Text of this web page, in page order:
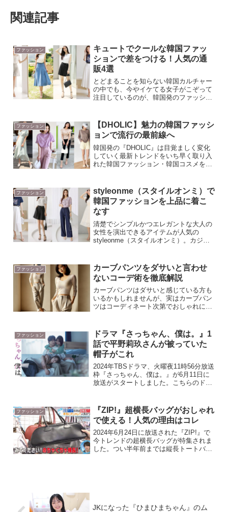
関連記事
ファッション
キュートでクールな韓国ファッ
ションで差をつける！人気の通
販4選
とどまることを知らない韓国カルチャー
の中でも、今やイケてる女子がこぞって
注目しているのが、韓国発のファッショ
韓国発の甘くてCOOLな洋服を纏って、
アナタも流行の最先端女...
ファッション
【DHOLIC】魅力の韓国ファッシ
ョンで流行の最前線へ
韓国発の『DHOLIC』は目覚ましく変化
していく最新トレンドをいち早く取り入
れた韓国ファッション・韓国コスメを取
新作を入荷している、旬でイケてるショ
ップとなっています...
ファッション
styleonme（スタイルオンミ）で
韓国ファッションを上品に着こ
なす
清楚でシンプルかつエレガントな大人の
女性を演出できるアイテムが人気の
styleonme（スタイルオンミ）。カジュ
ます。クールすぎない清楚なオトナ女子
を目指すならピッタリ...
ファッション
カーブパンツをダサいと言わせ
ないコーデ術を徹底解説
カーブパンツはダサいと感じている方も
いるかもしれませんが、実はカーブパン
ツはコーディネート次第でおしゃれに見
く独特なシルエットが特徴で、うまく着
こなせば体型をカバーしつ...
ファッション
ドラマ『さっちゃん、僕は。』1
話で平野莉玖さんが被っていた
帽子がこれ
2024年TBSドラマ、火曜夜11時56分放送
枠『さっちゃん、僕は。』が6月11日に
放送がスタートしました。こちらのドラ
話で被っていた2種類のキャップ平野莉
玖は主役では...
ファッション
『ZIP!』超横長バッグがおしゃれ
で使える！人気の理由はコレ
2024年6月24日に放送された『ZIP!』で
今トレンドの超横長バッグが特集されま
した。つい半年前までは縦長トートバッ
JKになった『ひまひまちゃん』のム